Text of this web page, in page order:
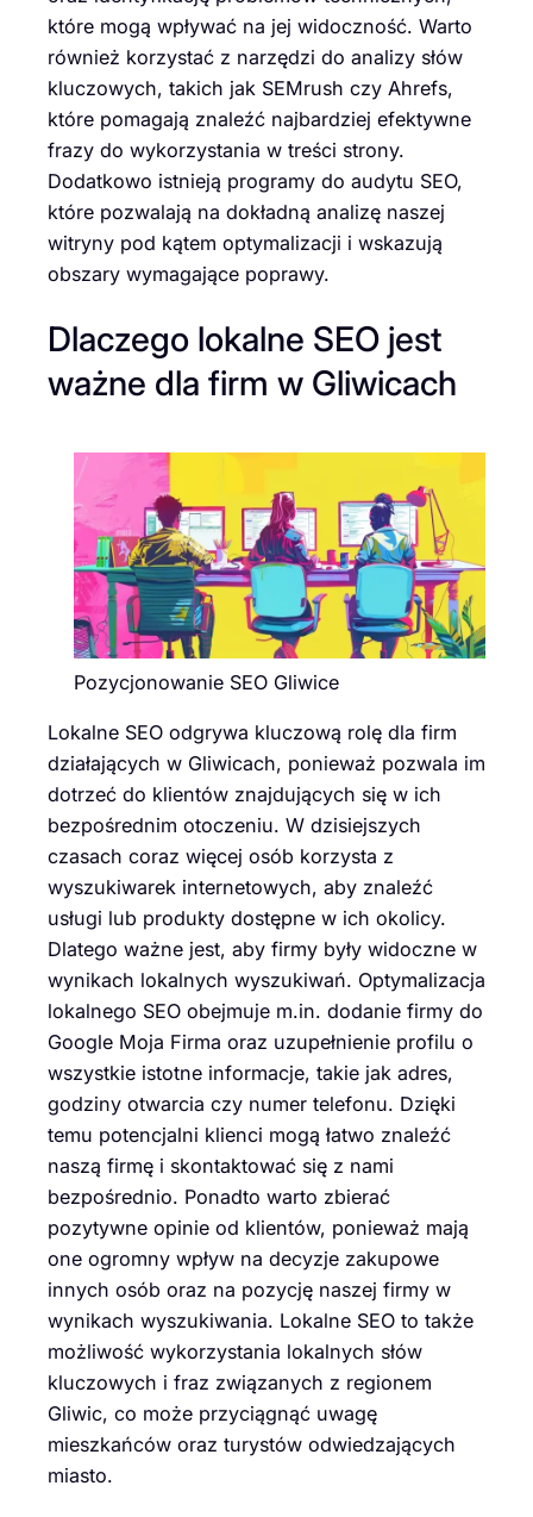
które mogą wpływać na jej widoczność. Warto
również korzystać z narzędzi do analizy słów
kluczowych, takich jak SEMrush czy Ahrefs,
które pomagają znaleźć najbardziej efektywne
frazy do wykorzystania w treści strony.
Dodatkowo istnieją programy do audytu SEO,
które pozwalają na dokładną analizę naszej
witryny pod kątem optymalizacji i wskazują
obszary wymagające poprawy.
Dlaczego lokalne SEO jest
ważne dla firm w Gliwicach
Pozycjonowanie SEO Gliwice
Lokalne SEO odgrywa kluczową rolę dla firm
działających w Gliwicach, ponieważ pozwala im
dotrzeć do klientów znajdujących się w ich
bezpośrednim otoczeniu. W dzisiejszych
czasach coraz więcej osób korzysta z
wyszukiwarek internetowych, aby znaleźć
usługi lub produkty dostępne w ich okolicy.
Dlatego ważne jest, aby firmy były widoczne w
wynikach lokalnych wyszukiwań. Optymalizacja
lokalnego SEO obejmuje m.in. dodanie firmy do
Google Moja Firma oraz uzupełnienie profilu o
wszystkie istotne informacje, takie jak adres,
godziny otwarcia czy numer telefonu. Dzięki
temu potencjalni klienci mogą łatwo znaleźć
naszą firmę i skontaktować się z nami
bezpośrednio. Ponadto warto zbierać
pozytywne opinie od klientów, ponieważ mają
one ogromny wpływ na decyzje zakupowe
innych osób oraz na pozycję naszej firmy w
wynikach wyszukiwania. Lokalne SEO to także
możliwość wykorzystania lokalnych słów
kluczowych i fraz związanych z regionem
Gliwic, co może przyciągnąć uwagę
mieszkańców oraz turystów odwiedzających
miasto.